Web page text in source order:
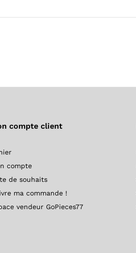
compte client
compte
de souhaits
ma commande !
vendeur GoPieces77